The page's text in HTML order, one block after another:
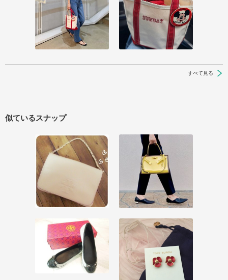
すべて見る
似ているスナップ